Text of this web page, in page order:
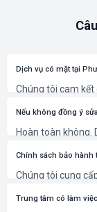
Dịch vụ có mặt tại
Chúng tôi cam
Nếu không đồng ý
Hoàn toàn không.
phương án và chi
Chính sách bảo hành
Chúng tôi cung
mục sửa chữa và
Trung tâm có làm